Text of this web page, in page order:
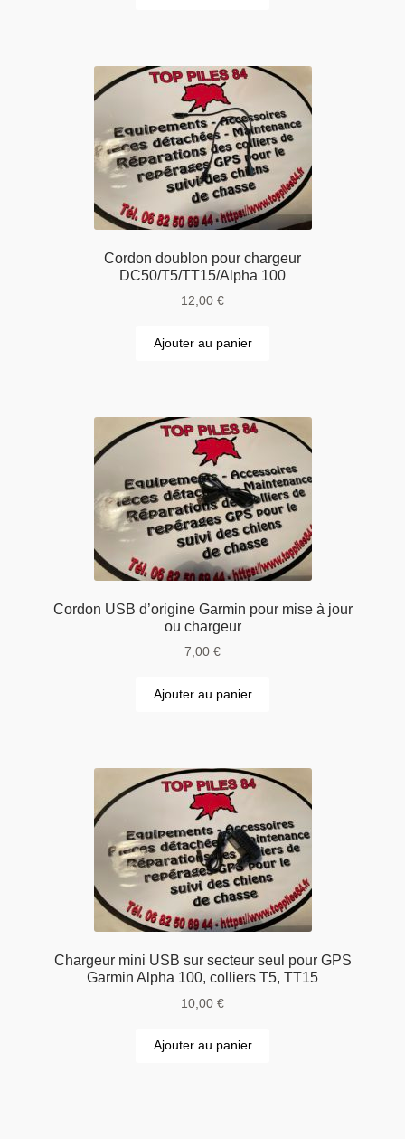
Cordon doublon pour chargeur
DC50/T5/TT15/Alpha 100
12,00 €
Ajouter au panier
Cordon USB d’origine Garmin pour mise à jour
ou chargeur
7,00 €
Ajouter au panier
Chargeur mini USB sur secteur seul pour GPS
Garmin Alpha 100, colliers T5, TT15
10,00 €
Ajouter au panier